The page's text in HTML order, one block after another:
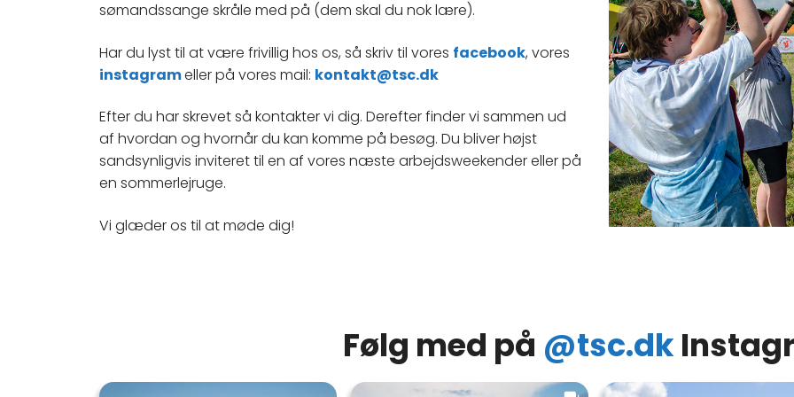
sømandssange skråle med på (dem skal du nok lære).
Har du lyst til at være frivillig hos os, så skriv til vores facebook, vores
instagrameller på vores mail: kontakt@tsc.dk
Efter du har skrevet så kontakter vi dig. Derefter finder vi sammen ud
af hvordan og hvornår du kan komme på besøg. Du bliver højst
sandsynligvis inviteret til en af vores næste arbejdsweekender eller på
en sommerlejruge.
Vi glæder os til at møde dig!
Følg med på @tsc.dk